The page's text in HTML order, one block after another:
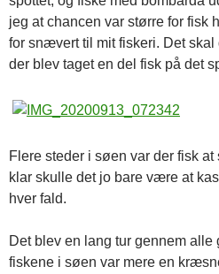
jeg at chancen var større for fisk
for snævert til mit fiskeri. Det
der blev taget en del fisk på det
Flere steder i søen var der fisk
klar skulle det jo bare være at
hver fald.
Det blev en lang tur gennem
fiskene i søen var mere en